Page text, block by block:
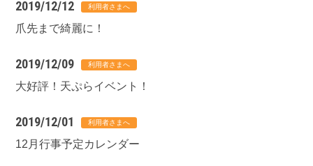
2019/12/12
爪先まで綺麗に！
2019/12/09
大好評！天ぷらイベント！
2019/12/01
12月行事予定カレンダー